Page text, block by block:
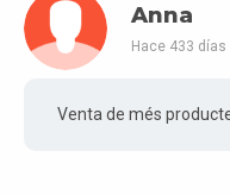
Anna
Hace 433 días
Venta de més